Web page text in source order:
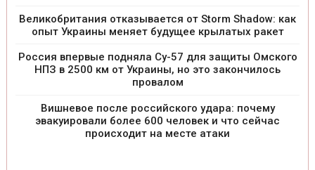
Великобритания отказывается от Storm Shadow: как
опыт Украины меняет будущее крылатых ракет
Россия впервые подняла Су-57 для защиты Омского
НПЗ в 2500 км от Украины, но это закончилось
провалом
Вишневое после российского удара: почему
эвакуировали более 600 человек и что сейчас
происходит на месте атаки